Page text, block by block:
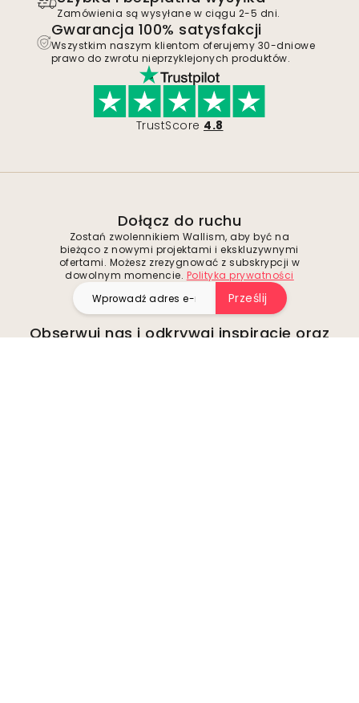
Zamówienia są wysyłane w ciągu 2-5 dni.
Gwarancja 100% satysfakcji
Wszystkim naszym klientom oferujemy 30-dniowe
prawo do zwrotu nieprzyklejonych produktów.
TrustScore 4.8
Dołącz do ruchu
Zostań zwolennikiem Wallism, aby być na
bieżąco z nowymi projektami i ekskluzywnymi
ofertami. Możesz zrezygnować z subskrypcji w
dowolnym momencie. Polityka prywatności
Prześlij
Obserwuj nas i odkrywaj inspiracje oraz